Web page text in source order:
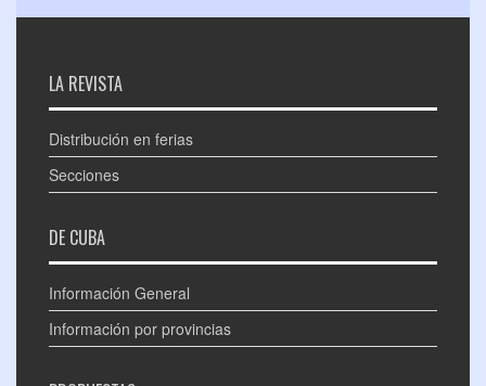
LA REVISTA
Distribución en ferias
Secciones
DE CUBA
Información General
Información por provincias